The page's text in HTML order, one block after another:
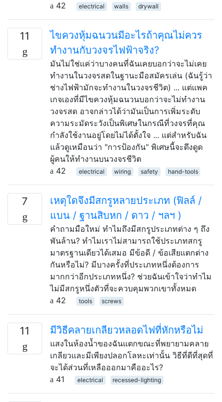
42 electrical walls drywall
11
ไขควงหุ้มฉนวนมีอะไรถ้าคุณไม่ควร
ทำงานกับวงจรไฟฟ้าจริง?
มันไม่ใช่แค่ว่าบางคนที่ฉันเคยบอกว่าจะไม่เคย
ทำงานในวงจรสดในฐานะมือสมัครเล่น (ฉันรู้ว่า
ช่างไฟฟ้ามักจะทำงานในวงจรชีวิต) ... แต่แพค
เกจเองที่มีไขควงหุ้มฉนวนบอกว่าจะไม่ทำงาน
วงจรสด อาจกล่าวได้ว่ามันเป็นการเพิ่มระดับ
ความระมัดระวังเป็นพิเศษในกรณีที่วงจรที่คุณ
กำลังใช้งานอยู่โดยไม่ได้ตั้งใจ ... แต่สำหรับฉัน
แล้วดูเหมือนว่า "การป้องกัน" พิเศษนี้จะดึงดูด
ผู้คนให้ทำงานบนวงจรชีวิต
42
electrical wiring safety hand-tools
7
เหตุใดจึงมีสกรูหลายประเภท (ฟิลล์ /
แบน / ฐานสิบหก / ดาว / ฯลฯ )
คำถามมือใหม่ ทำไมถึงมีสกรูประเภทต่าง ๆ ถึง
พันล้าน? ทำไมเราไม่สามารถใช้ประเภทสกรู
มาตรฐานเดียวได้เสมอ มีข้อดี / ข้อเสียแตกต่าง
กันหรือไม่? มีบางครั้งที่ประเภทหนึ่งต้องการ
มากกว่าอีกประเภทหนึ่ง? ช่วยฉันเข้าใจว่าทำไม
ไม่มีสกรูหนึ่งตัวที่จะควบคุมพวกเขาทั้งหมด
42
tools screws
11 มีวิธีคลายเกลียวหลอดไฟที่หักหรือไม่
แสงในห้องน้ำของฉันแตกขณะที่พยายามคลาย
เกลียวและมีเพียงปลอกโลหะเท่านั้น วิธีที่ดีที่สุดที่
จะได้ส่วนที่เหลือออกมาคืออะไร?
41
electrical recessed-lighting